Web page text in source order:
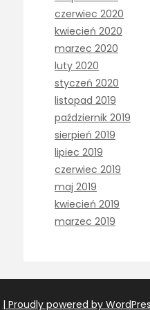
czerwiec 2020
kwiecień 2020
marzec 2020
luty 2020
styczeń 2020
listopad 2019
październik 2019
sierpień 2019
lipiec 2019
czerwiec 2019
maj 2019
kwiecień 2019
marzec 2019
| Proudly powered by